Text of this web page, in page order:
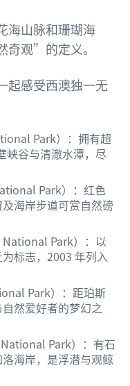
海山脉和珊瑚海
奇观”的定义。
起感受西澳独一无
Park）：拥有超
峡谷与清澈水潭，尽
Park）：红色
海岸步道可赏自然磅
Park）：以
标志，2003 年列入
Park）：距珀斯
然爱好者的梦幻之
Park）：有石
海岸，是浮潜与观鲸